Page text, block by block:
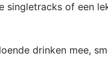
singletracks of een
drinken mee,